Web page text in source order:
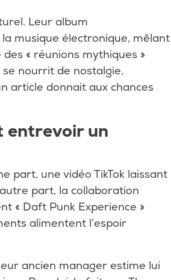
Leur album
musique électronique, mêlant
« réunions mythiques »
nourrit de nostalgie,
article donnait aux chances
entrevoir un
part, une vidéo TikTok laissant
part, la collaboration
« Daft Punk Experience »
alimentent l’espoir
ancien manager estime lui